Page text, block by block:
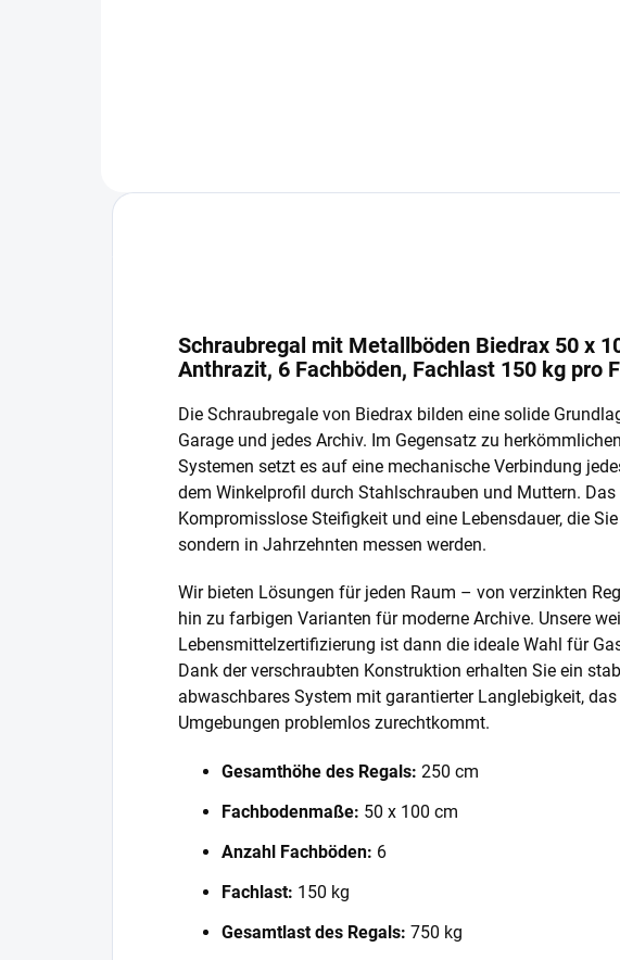
Schraubregal mit Metallböden Biedrax 50 x
Anthrazit, 6 Fachböden, Fachlast 150 kg pro
Die Schraubregale von Biedrax bilden eine solide
Garage und jedes Archiv. Im Gegensatz zu
Systemen setzt es auf eine mechanische Verbindung
dem Winkelprofil durch Stahlschrauben und Muttern. Das
Kompromisslose Steifigkeit und eine Lebensdauer, die
sondern in Jahrzehnten messen werden.
Wir bieten Lösungen für jeden Raum – von verzinkten
hin zu farbigen Varianten für moderne Archive. Unsere
Lebensmittelzertifizierung ist dann die ideale Wahl für
Dank der verschraubten Konstruktion erhalten Sie ein
abwaschbares System mit garantierter Langlebigkeit,
Umgebungen problemlos zurechtkommt.
Gesamthöhe des Regals: 250 cm
Fachbodenmaße: 50 x 100 cm
Anzahl Fachböden: 6
Fachlast: 150 kg
Gesamtlast des Regals: 750 kg